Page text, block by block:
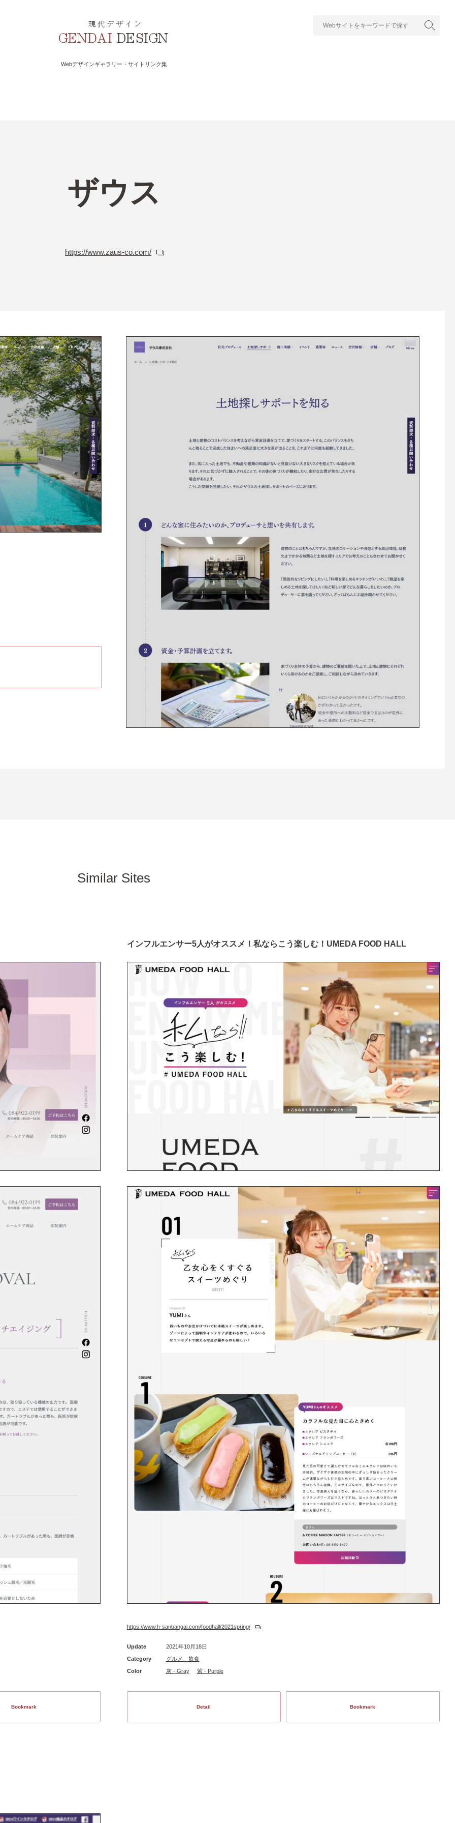
Webデザインギャラリー・サイトリンク集
ザウス
https://www.zaus-co.com/
Similar Sites
Bookmark
インフルエンサー5人がオススメ！私ならこう楽しむ！UMEDA FOOD HALL
https://www.h-sanbangai.com/foodhall/2021spring/
Update
2021年10月18日
Category
グルメ、飲食
Color
灰 - Gray 紫 - Purple
Detail Bookmark